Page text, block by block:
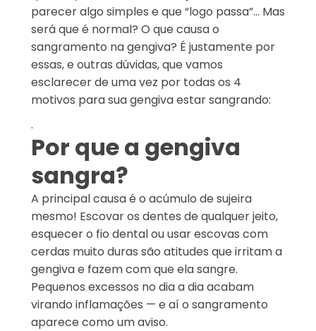
parecer algo simples e que “logo passa”… Mas
será que é normal? O que causa o
sangramento na gengiva? É justamente por
essas, e outras dúvidas, que vamos
esclarecer de uma vez por todas os 4
motivos para sua gengiva estar sangrando:
.
Por que a gengiva
sangra?
A principal causa é o acúmulo de sujeira
mesmo! Escovar os dentes de qualquer jeito,
esquecer o fio dental ou usar escovas com
cerdas muito duras são atitudes que irritam a
gengiva e fazem com que ela sangre.
Pequenos excessos no dia a dia acabam
virando inflamações — e aí o sangramento
aparece como um aviso.